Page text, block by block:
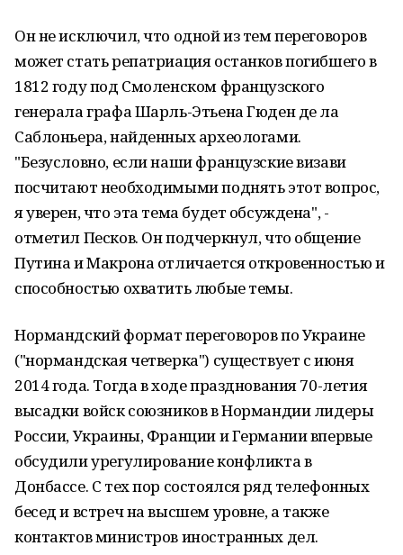
Он не исключил, что одной из тем переговоров
может стать репатриация останков погибшего в
1812 году под Смоленском французского
генерала графа Шарль-Этьена Гюден де ла
Саблоньера, найденных археологами.
"Безусловно, если наши французские визави
посчитают необходимыми поднять этот вопрос,
я уверен, что эта тема будет обсуждена", -
отметил Песков. Он подчеркнул, что общение
Путина и Макрона отличается откровенностью и
способностью охватить любые темы.
Нормандский формат переговоров по Украине
("нормандская четверка") существует с июня
2014 года. Тогда в ходе празднования 70-летия
высадки войск союзников в Нормандии лидеры
России, Украины, Франции и Германии впервые
обсудили урегулирование конфликта в
Донбассе. С тех пор состоялся ряд телефонных
бесед и встреч на высшем уровне, а также
контактов министров иностранных дел.